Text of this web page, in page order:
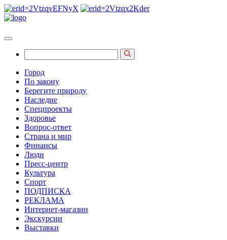
Город
По закону
Берегите природу
Наследие
Спецпроекты
Здоровье
Вопрос-ответ
Страна и мир
Финансы
Люди
Пресс-центр
Культура
Спорт
ПОДПИСКА
РЕКЛАМА
Интернет-магазин
Экскурсии
Выставки